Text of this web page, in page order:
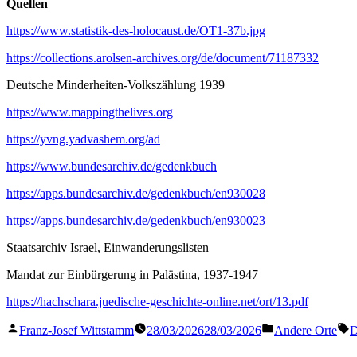
Quellen
https://www.statistik-des-holocaust.de/OT1-37b.jpg
https://collections.arolsen-archives.org/de/document/71187332
Deutsche Minderheiten-Volkszählung 1939
https://www.mappingthelives.org
https://yvng.yadvashem.org/ad
https://www.bundesarchiv.de/gedenkbuch
https://apps.bundesarchiv.de/gedenkbuch/en930028
https://apps.bundesarchiv.de/gedenkbuch/en930023
Staatsarchiv Israel, Einwanderungslisten
Mandat zur Einbürgerung in Palästina, 1937-1947
https://hachschara.juedische-geschichte-online.net/ort/13.pdf
Veröffentlicht
Franz-Josef Wittstamm 28/03/202628/03/2026
Veröffentlicht
Andere Orte